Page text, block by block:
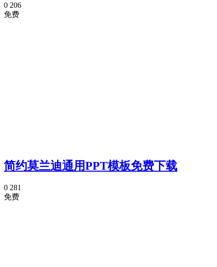
0 206
免费
简约莫兰迪通用PPT模板免费下载
0 281
免费